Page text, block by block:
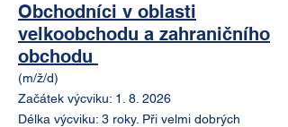
Obchodníci v oblasti
velkoobchodu a zahraničního
obchodu
(m/ž/d)
Začátek výcviku: 1. 8. 2026
Délka výcviku: 3 roky. Při velmi dobrých